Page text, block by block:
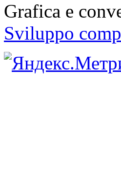
Grafica e
Sviluppo